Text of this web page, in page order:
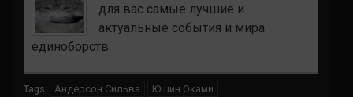
для вас самые лучшие и
актуальные события и мира
единоборств.
Tags: Андерсон Сильва Юшин Оками